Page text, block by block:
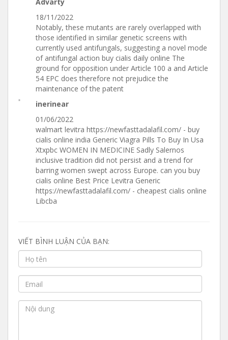
18/11/2022
Notably, these mutants are rarely overlapped with
those identified in similar genetic screens with
currently used antifungals, suggesting a novel mode
of antifungal action buy cialis daily online The
ground for opposition under Article 100 a and Article
54 EPC does therefore not prejudice the
maintenance of the patent
inerinear
01/06/2022
walmart levitra https://newfasttadalafil.com/ - buy
cialis online india Generic Viagra Pills To Buy In Usa
Xtxpbc WOMEN IN MEDICINE Sadly Salernos
inclusive tradition did not persist and a trend for
barring women swept across Europe. can you buy
cialis online Best Price Levitra Generic
https://newfasttadalafil.com/ - cheapest cialis online
Libcba
VIẾT BÌNH LUẬN CỦA BẠN: